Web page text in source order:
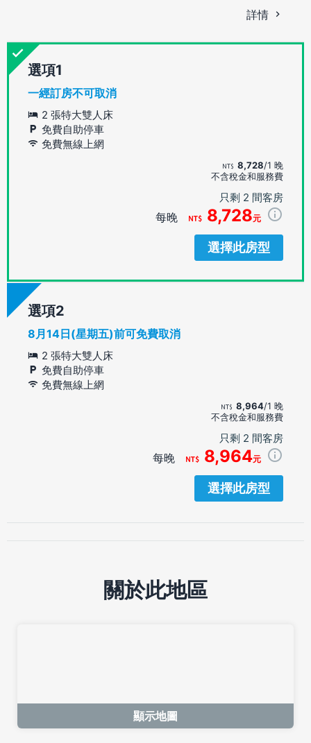
詳情
選項
一經訂房不可取消
2 張特大雙人床
免費自助停車
免費無線上網
8,728/1 晚
不含稅金和服務費
只剩 2 間客房
每晚 8,728元
選擇此房型
選項
8月14日(星期五)前可免費取消
2 張特大雙人床
免費自助停車
免費無線上網
8,964/1 晚
不含稅金和服務費
只剩 2 間客房
每晚 8,964元
選擇此房型
關於此地區
顯示地圖